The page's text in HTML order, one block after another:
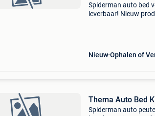
Spiderman auto bed
leverbaar! Nieuw
Nieuw Ophalen of
Thema Auto Bed
Spiderman auto